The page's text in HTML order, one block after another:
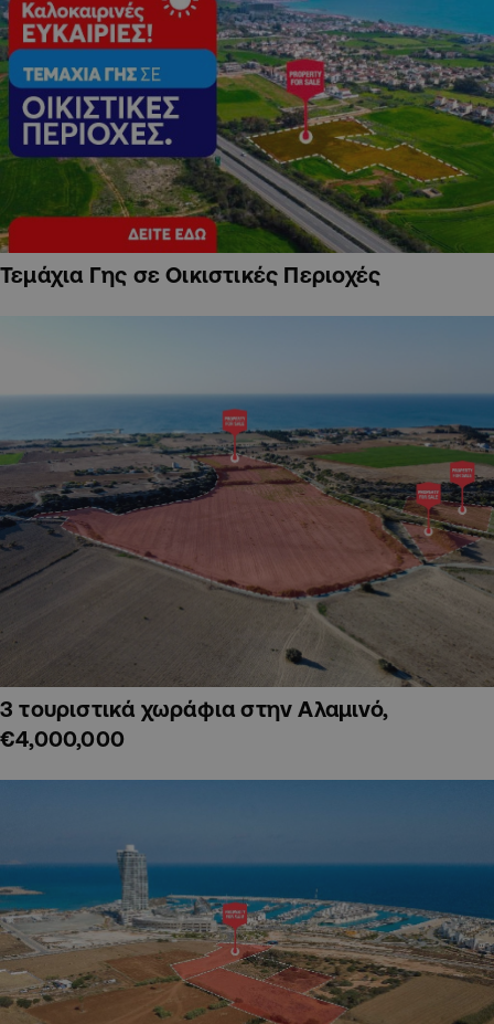
Τεμάχια Γης σε Οικιστικές Περιοχές
3 τουριστικά χωράφια στην Αλαμινό,
€4,000,000